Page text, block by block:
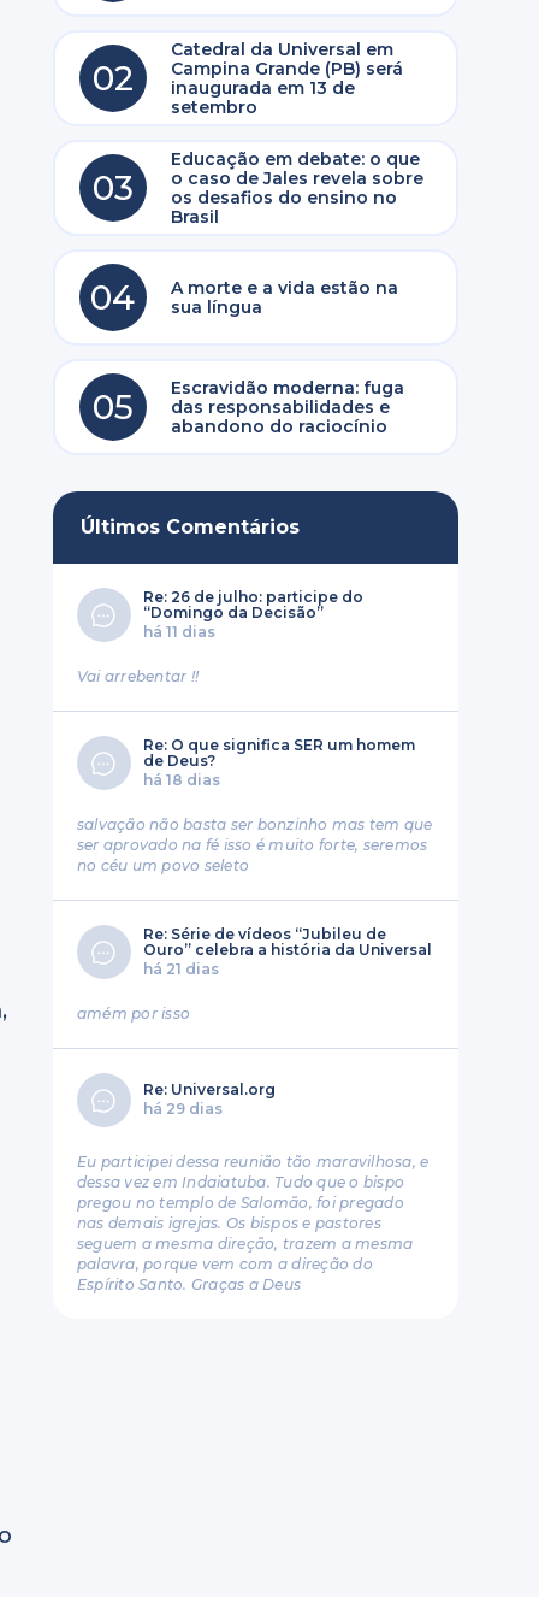
02
Catedral da Universal em
Campina Grande (PB) será
inaugurada em 13 de
setembro
03
Educação em debate: o que
o caso de Jales revela sobre
os desafios do ensino no
Brasil
04
A morte e a vida estão na
sua língua
05
Escravidão moderna: fuga
das responsabilidades e
abandono do raciocínio
Últimos Comentários
Re: 26 de julho: participe do
“Domingo da Decisão”
há 11 dias
Vai arrebentar !!
Re: O que significa SER um homem
de Deus?
há 18 dias
salvação não basta ser bonzinho mas tem que
ser aprovado na fé isso é muito forte, seremos
no céu um povo seleto
Re: Série de vídeos “Jubileu de
Ouro” celebra a história da Universal
há 21 dias
amém por isso
Re: Universal.org
há 29 dias
Eu participei dessa reunião tão maravilhosa, e
dessa vez em Indaiatuba. Tudo que o bispo
pregou no templo de Salomão, foi pregado
nas demais igrejas. Os bispos e pastores
seguem a mesma direção, trazem a mesma
palavra, porque vem com a direção do
Espírito Santo. Graças a Deus